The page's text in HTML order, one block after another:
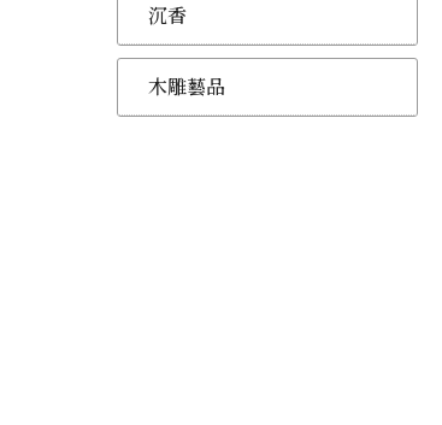
沉香
木雕藝品